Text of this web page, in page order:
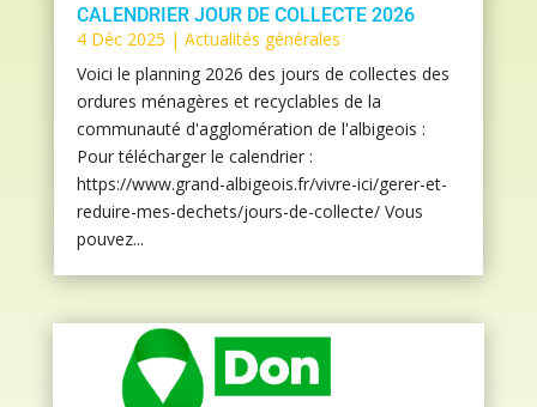
CALENDRIER JOUR DE COLLECTE 2026
4 Déc 2025 | Actualités générales
Voici le planning 2026 des jours de collectes des
ordures ménagères et recyclables de la
communauté d'agglomération de l'albigeois :
Pour télécharger le calendrier :
https://www.grand-albigeois.fr/vivre-ici/gerer-et-
reduire-mes-dechets/jours-de-collecte/ Vous
pouvez...